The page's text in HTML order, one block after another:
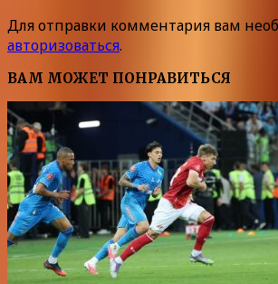
Для отправки комментария вам
авторизоваться.
ВАМ МОЖЕТ ПОНРАВИТЬСЯ